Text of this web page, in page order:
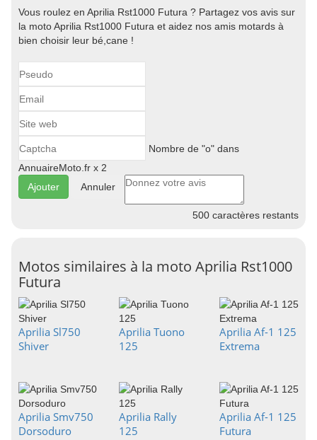
Vous roulez en Aprilia Rst1000 Futura ? Partagez vos avis sur
la moto Aprilia Rst1000 Futura et aidez nos amis motards à
bien choisir leur bé,cane !
Nombre de "o" dans
AnnuaireMoto.fr x 2
Annuler
500 caractères restants
Motos similaires à la moto Aprilia Rst1000
Futura
Aprilia Sl750
Shiver
Aprilia Tuono
125
Aprilia Af-1 125
Extrema
Aprilia Smv750
Dorsoduro
Aprilia Rally
125
Aprilia Af-1 125
Futura